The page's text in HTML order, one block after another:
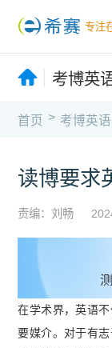
专注
考博英
首页 > 考博英语
读博要求
责编：刘畅
在学术界，英语
要媒介。对于有